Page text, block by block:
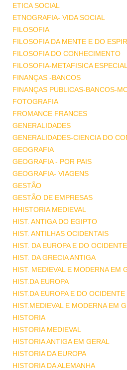
ETICA SOCIAL
ETNOGRAFIA- VIDA SOCIAL
FILOSOFIA
FILOSOFIA DA MENTE E DO
FILOSOFIA DO CONHECIMENTO
FILOSOFIA-METAFISICA ESPECIAL
FINANÇAS -BANCOS
FINANÇAS PUBLICAS-BANCOS-
FOTOGRAFIA
FROMANCE FRANCES
GENERALIDADES
GENERALIDADES-CIENCIA DO
GEOGRAFIA
GEOGRAFIA - POR PAIS
GEOGRAFIA- VIAGENS
GESTÃO
GESTÃO DE EMPRESAS
HHISTORIA MEDIEVAL
HIST. ANTIGA DO EGIPTO
HIST. ANTILHAS OCIDENTAIS
HIST. DA EUROPA E DO OCIDENTE
HIST. DA GRECIA ANTIGA
HIST. MEDIEVAL E MODERNA EM
HIST.DA EUROPA
HIST.DA EUROPA E DO OCIDENTE
HIST.MEDIEVAL E MODERNA EM
HISTORIA
HISTORIA MEDIEVAL
HISTORIA ANTIGA EM GERAL
HISTORIA DA EUROPA
HISTORIA DA ALEMANHA